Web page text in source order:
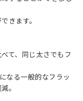
きます。
て、同じ太さでもフ
なる一般的なフラッ
。